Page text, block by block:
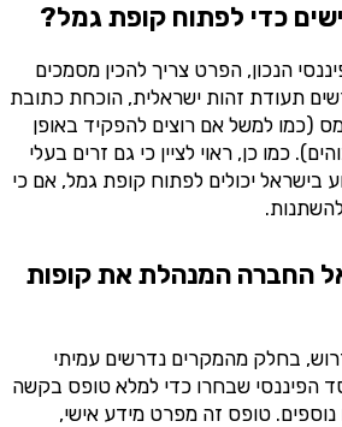
כדי לפתוח קופת גמל?
הנכון, הפרט צריך להכין מסמכים
תעודת זהות ישראלית, הוכחת כתובת
(כמו למשל אם רוצים להפקיד באופן
כמו כן, ראוי לציין כי גם זרים בעלי
בישראל יכולים לפתוח קופת גמל, אם כי
החברה המנהלת את קופות
בחלק מהמקרים נדרשים עמיתי
הפיננסי שבחרו כדי למלא טופס בקשה
נוספים. טופס זה מפרט מידע אישי,